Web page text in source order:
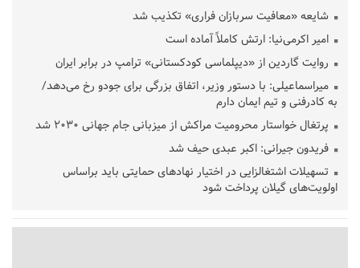
شایعه «معافیت سربازان فراری» تکذیب شد
امیر اکرمی‌نیا: ارتش کاملاً آماده است
روایت گاردین از «دیپلماسی کودکستانی» ترامپ در برابر ایران
میراسماعیلی: با دستور وزیر، اتفاق بزرگی برای جودو رخ می‌دهد/
به کادرفنی و تیم ایمان دارم
پرتغال خواستار محرومیت مراکش از میزبانی جام جهانی ۲۰۳۰ شد
فریدون جیرانی: اکبر عبدی حیف شد
تسهیلات اشتغالزایی در اختیار نهادهای حمایتی باید براساس
اولویت‌های گیلان پرداخت شود
قلعه‌نویی مشخص شد